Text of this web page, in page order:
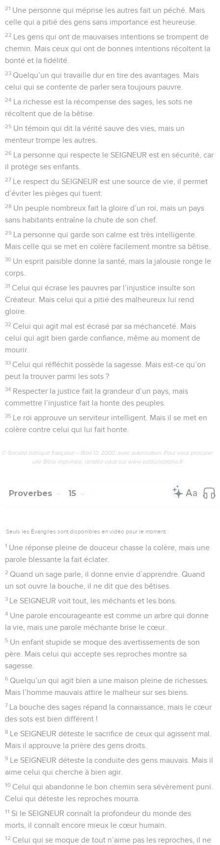
21 Une personne qui méprise les autres fait un péché. Mais
celle qui a pitié des gens sans importance est heureuse.
22 Les gens qui ont de mauvaises intentions se trompent de
chemin. Mais ceux qui ont de bonnes intentions récoltent la
bonté et la fidélité.
23 Quelqu’un qui travaille dur en tire des avantages. Mais
celui qui se contente de parler sera toujours pauvre.
24 La richesse est la récompense des sages, les sots ne
récoltent que de la bêtise.
25 Un témoin qui dit la vérité sauve des vies, mais un
menteur trompe les autres.
26 La personne qui respecte le SEIGNEUR est en sécurité, car
il protège ses enfants.
27 Le respect du SEIGNEUR est une source de vie, il permet
d’éviter les pièges qui tuent.
28 Un peuple nombreux fait la gloire d’un roi, mais un pays
sans habitants entraîne la chute de son chef.
29 La personne qui garde son calme est très intelligente.
Mais celle qui se met en colère facilement montre sa bêtise.
30 Un esprit paisible donne la santé, mais la jalousie ronge le
corps.
31 Celui qui écrase les pauvres par l’injustice insulte son
Créateur. Mais celui qui a pitié des malheureux lui rend
gloire.
32 Celui qui agit mal est écrasé par sa méchanceté. Mais
celui qui agit bien garde confiance, même au moment de
mourir.
33 Celui qui réfléchit possède la sagesse. Mais est-ce qu’on
peut la trouver parmi les sots ?
34 Respecter la justice fait la grandeur d’un pays, mais
commettre l’injustice fait la honte des peuples.
35 Le roi approuve un serviteur intelligent. Mais il se met en
colère contre celui qui lui fait honte.
© Société biblique française – Bibli’O, 2000, avec autorisation. Pour vous procurer
une Bible imprimée, rendez-vous sur www.editionsbiblio.fr
Proverbes 15
Seuls les Évangiles sont disponibles en vidéo pour le moment.
1 Une réponse pleine de douceur chasse la colère, mais une
parole blessante la fait éclater.
2 Quand un sage parle, il donne envie d’apprendre. Quand
un sot ouvre la bouche, il ne dit que des bêtises.
3 Le SEIGNEUR voit tout, les méchants et les bons.
4 Une parole encourageante est comme un arbre qui donne
la vie, mais une parole méchante brise le cœur.
5 Un enfant stupide se moque des avertissements de son
père. Mais celui qui accepte ses reproches montre sa
sagesse.
6 Quelqu’un qui agit bien a une maison pleine de richesses.
Mais l’homme mauvais attire le malheur sur ses biens.
7 La bouche des sages répand la connaissance, mais le cœur
des sots est bien différent !
8 Le SEIGNEUR déteste le sacrifice de ceux qui agissent mal.
Mais il approuve la prière des gens droits.
9 Le SEIGNEUR déteste la conduite des gens mauvais. Mais il
aime celui qui cherche à bien agir.
10 Celui qui abandonne le bon chemin sera sévèrement puni.
Celui qui déteste les reproches mourra.
11 Si le SEIGNEUR connaît la profondeur du monde des
morts, il connaît encore mieux le cœur humain.
12 Celui qui se moque de tout n’aime pas les reproches, il ne